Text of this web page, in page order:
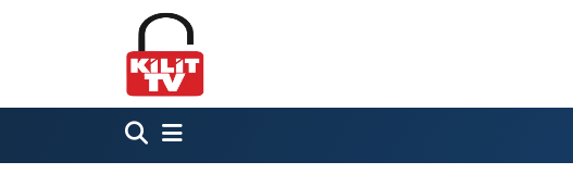
Hava Durumu
Trafik Durumu